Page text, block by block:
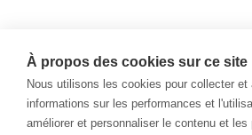
À propos des cookies sur ce site
Nous utilisons les cookies pour collecter et
informations sur les performances et
améliorer et personnaliser le contenu et